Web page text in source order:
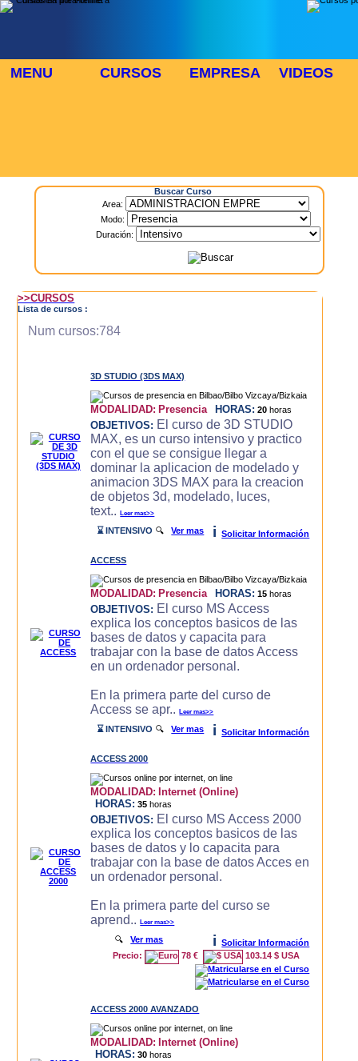
MENU CURSOS EMPRESA VIDEOS
Buscar Curso
Area:
Modo:
Duración:
>>CURSOS
Lista de cursos :
Num cursos:784
3D STUDIO (3DS MAX)
MODALIDAD: Presencia HORAS: 20 horas
OBJETIVOS: El curso de 3D STUDIO
MAX, es un curso intensivo y practico
con el que se consigue llegar a
dominar la aplicacion de modelado y
animacion 3DS MAX para la creacion
de objetos 3d, modelado, luces,
text..Leer mas>>
⌛ INTENSIVO 🔍Ver mas i Solicitar Información
ACCESS
MODALIDAD: Presencia HORAS: 15 horas
OBJETIVOS: El curso MS Access
explica los conceptos basicos de las
bases de datos y capacita para
trabajar con la base de datos Access
en un ordenador personal.
En la primera parte del curso de
Access se apr..Leer mas>>
⌛ INTENSIVO 🔍Ver mas i Solicitar Información
ACCESS 2000
MODALIDAD: Internet (Online)
HORAS: 35 horas
OBJETIVOS: El curso MS Access 2000
explica los conceptos basicos de las
bases de datos y lo capacita para
trabajar con la base de datos Acces en
un ordenador personal.
En la primera parte del curso se
aprend..Leer mas>>
🔍Ver mas i
Solicitar Información
Precio:
78 € 103.14 $ USA
ACCESS 2000 AVANZADO
MODALIDAD: Internet (Online)
HORAS: 30 horas